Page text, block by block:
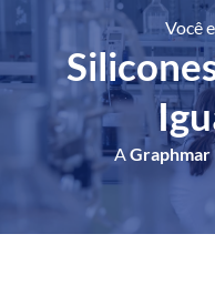
Você
AGraphmar